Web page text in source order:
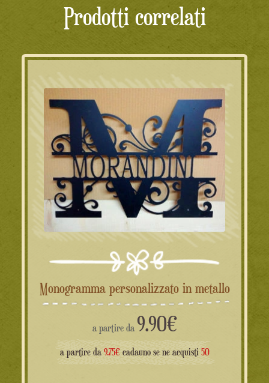
Prodotti correlati
Monogramma personalizzato in metallo
a partire da 9.90€
a partire da 9.75€cadauno se ne acquisti 50